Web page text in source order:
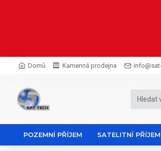
Domů Kamenná prodejna
POZEMNÍ PŘÍJEM SATELITNÍ PŘÍJEM